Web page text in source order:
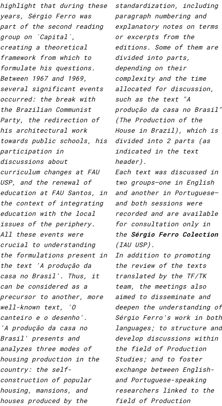
highlight that during these
years, Sérgio Ferro was
part of the second reading
group on ´Capital´,
creating a theoretical
framework from which to
formulate his questions.
Between 1967 and 1969,
several significant events
occurred: the break with
the Brazilian Communist
Party, the redirection of
his architectural work
towards public schools, his
participation in
discussions about
curriculum changes at FAU
USP, and the renewal of
education at FAU Santos, in
the context of integrating
education with the local
issues of the periphery.
All these events were
crucial to understanding
the formulations present in
the text 'A produção da
casa no Brasil'. Thus, it
can be considered as a
precursor to another, more
well-known text, 'O
canteiro e o desenho'.
'A produção da casa no
Brasil' presents and
analyzes three modes of
housing production in the
country: the self-
construction of popular
housing, mansions, and
houses produced by the
standardization, including
paragraph numbering and
explanatory notes on terms
or excerpts from the
editions. Some of them are
divided into parts,
depending on their
complexity and the time
allocated for discussion,
such as the text "A
produção da casa no Brasil"
(The Production of the
House in Brazil), which is
divided into 2 parts (as
indicated in the text
header).
Each text was discussed in
two groups—one in English
and another in Portuguese—
and both sessions were
recorded and are available
for consultation only in
the Sérgio Ferro Colection
(IAU USP).
In addition to promoting
the review of the texts
translated by the TF/TK
team, the meetings also
aimed to disseminate and
deepen the understanding of
Sérgio Ferro's work in both
languages; to structure and
develop discussions within
the field of Production
Studies; and to foster
exchange between English-
and Portuguese-speaking
researchers linked to the
field of Production